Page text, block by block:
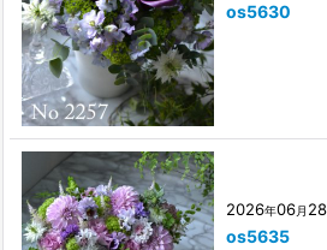
os5630
2026年06月 28
os5635